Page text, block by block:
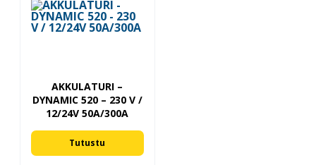
AKKULATURI –
DYNAMIC 520 – 230 V /
12/24V 50A/300A
Tutustu